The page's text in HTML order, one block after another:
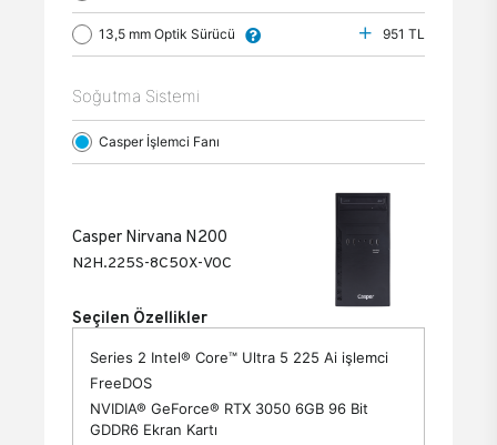
13,5 mm Optik Sürücü 951 TL
Soğutma Sistemi
Casper İşlemci Fanı
Casper Nirvana N200
N2H.225S-8C50X-V0C
Seçilen Özellikler
Series 2 Intel® Core™ Ultra 5 225 Ai işlemci
FreeDOS
NVIDIA® GeForce® RTX 3050 6GB 96 Bit
GDDR6 Ekran Kartı